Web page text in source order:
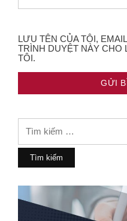
LƯU TÊN CỦA TÔI,
TRÌNH DUYỆT NÀY CHO
TÔI.
cho: